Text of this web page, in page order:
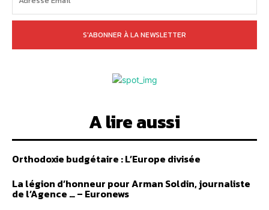
S'ABONNER À LA NEWSLETTER
A lire aussi
Orthodoxie budgétaire : L’Europe divisée
La légion d’honneur pour Arman Soldin, journaliste
de l’Agence … – Euronews